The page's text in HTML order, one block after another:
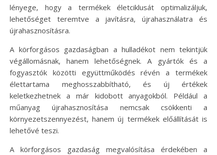
lényege, hogy a termékek életciklusát optimalizáljuk,
lehetőséget teremtve a javításra, újrahasználatra és
újrahasznosításra.
A körforgásos gazdaságban a hulladékot nem tekintjük
végállomásnak, hanem lehetőségnek. A gyártók és a
fogyasztók közötti együttműködés révén a termékek
élettartama meghosszabbítható, és új értékek
keletkezhetnek a már kidobott anyagokból. Például a
műanyag újrahasznosítása nemcsak csökkenti a
környezetszennyezést, hanem új termékek előállítását is
lehetővé teszi.
A körforgásos gazdaság megvalósítása érdekében a